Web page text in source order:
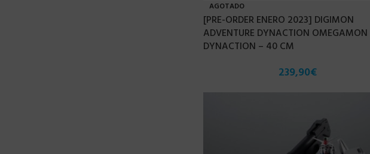
AGOTADO
[PRE-ORDER ENERO 2023] DIGIMON
ADVENTURE DYNACTION OMEGAMON
DYNACTION – 40 CM
239,90€